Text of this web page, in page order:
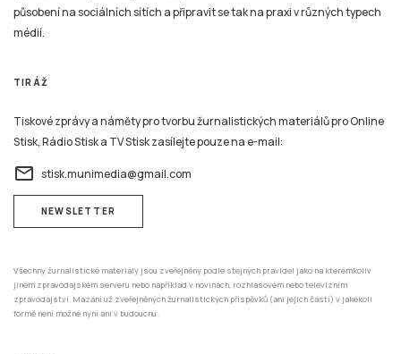
působení na sociálních sítích a připravit se tak na praxi v různých typech
médií.
TIRÁŽ
Tiskové zprávy a náměty pro tvorbu žurnalistických materiálů pro Online
Stisk, Rádio Stisk a TV Stisk zasílejte pouze na e-mail:
email stisk.munimedia@gmail.com
NEWSLETTER
Všechny žurnalistické materiály jsou zveřejněny podle stejných pravidel jako na kterémkoliv
jiném zpravodajském serveru nebo například v novinách, rozhlasovém nebo televizním
zpravodajství. Mazání už zveřejněných žurnalistických příspěvků (ani jejich částí) v jakékoli
formě není možné nyní ani v budoucnu.